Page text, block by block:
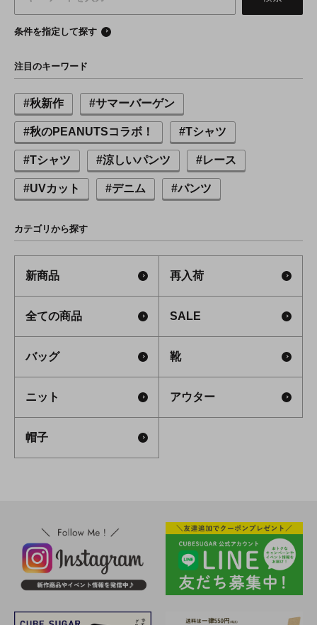
条件を指定して探す
注目のキーワード
#秋新作 #サマーバーゲン
#秋のPEANUTSコラボ！ #Tシャツ
#Tシャツ #涼しいパンツ #レース
#UVカット #デニム #パンツ
カテゴリから探す
新商品 再入荷
全ての商品 SALE
バッグ 靴
ニット アウター
帽子